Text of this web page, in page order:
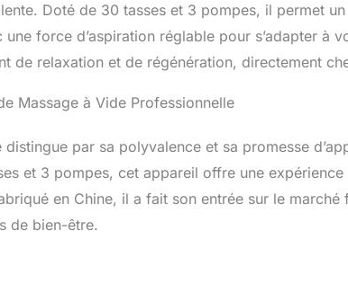
Doté de 30 tasses et 3 pompes, il permet
force d’aspiration réglable pour s’adapter à
de relaxation et de régénération, directement
Massage à Vide Professionnelle
distingue par sa polyvalence et sa promesse
et 3 pompes, cet appareil offre une expérience
en Chine, il a fait son entrée sur le
de bien-être.